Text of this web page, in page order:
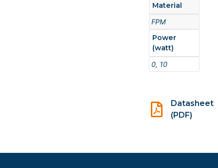
Material
FPM
Power
(watt)
0, 10
Datasheet
(PDF)